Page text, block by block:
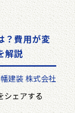
？費用が変
解説
建装 株式会社
シェアする